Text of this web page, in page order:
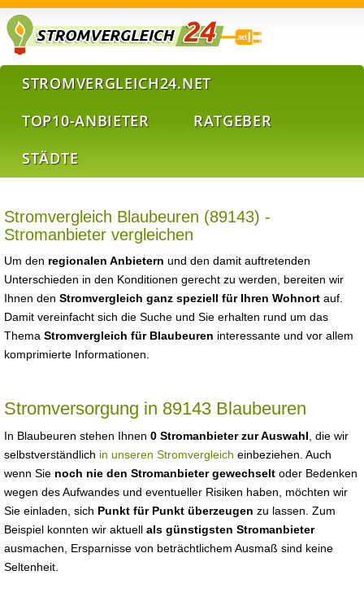
STROMVERGLEICH24.NET
TOP10-ANBIETER
RATGEBER
STÄDTE
Stromvergleich Blaubeuren (89143) -
Stromanbieter vergleichen
Um den regionalen Anbietern und den damit auftretenden
Unterschieden in den Konditionen gerecht zu werden, bereiten wir
Ihnen den Stromvergleich ganz speziell für Ihren Wohnort auf.
Damit vereinfacht sich die Suche und Sie erhalten rund um das
Thema Stromvergleich für Blaubeuren interessante und vor allem
komprimierte Informationen.
Stromversorgung in 89143 Blaubeuren
In Blaubeuren stehen Ihnen 0 Stromanbieter zur Auswahl , die wir
selbstverständlich in unseren Stromvergleich einbeziehen. Auch
wenn Sie noch nie den Stromanbieter gewechselt oder Bedenken
wegen des Aufwandes und eventueller Risiken haben, möchten wir
Sie einladen, sich Punkt für Punkt überzeugen zu lassen. Zum
Beispiel konnten wir aktuell als günstigsten Stromanbieter
ausmachen, Ersparnisse von beträchtlichem Ausmaß sind keine
Seltenheit.